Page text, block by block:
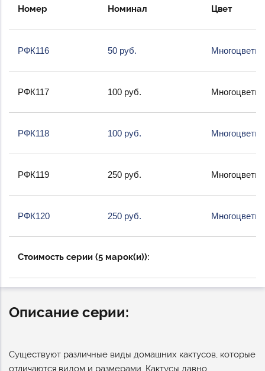
Номер Номинал Цвет
РФК116 50 руб.
РФК117 100 руб.
РФК118 100 руб.
РФК119 250 руб.
РФК120 250 руб.
Стоимость серии (5 марок(и)):
Описание серии:
Существуют различные виды домашних кактусов, которые
отличаются видом и размерами. Кактусы давно